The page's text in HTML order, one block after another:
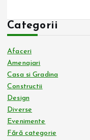
Categorii
Afaceri
Amenajari
Casa si Gradina
Constructii
Design
Diverse
Evenimente
Fără categorie